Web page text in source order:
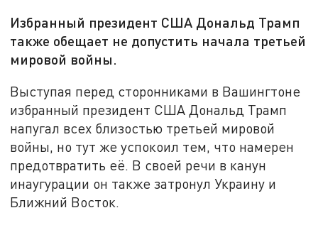
Избранный президент США Дональд Трамп
также обещает не допустить начала третьей
мировой войны.
Выступая перед сторонниками в Вашингтоне
избранный президент США Дональд Трамп
напугал всех близостью третьей мировой
войны, но тут же успокоил тем, что намерен
предотвратить её. В своей речи в канун
инаугурации он также затронул Украину и
Ближний Восток.